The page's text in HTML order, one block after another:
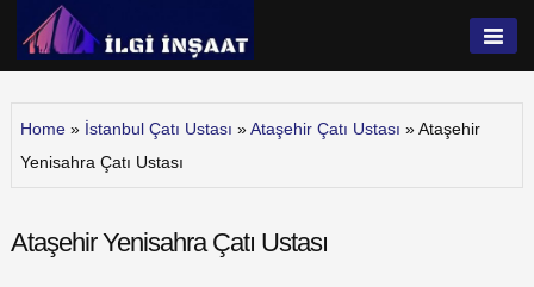
İlgi İnşaat
Home » İstanbul Çatı Ustası »Ataşehir Çatı Ustası »Ataşehir
Yenisahra Çatı Ustası
Ataşehir Yenisahra Çatı Ustası